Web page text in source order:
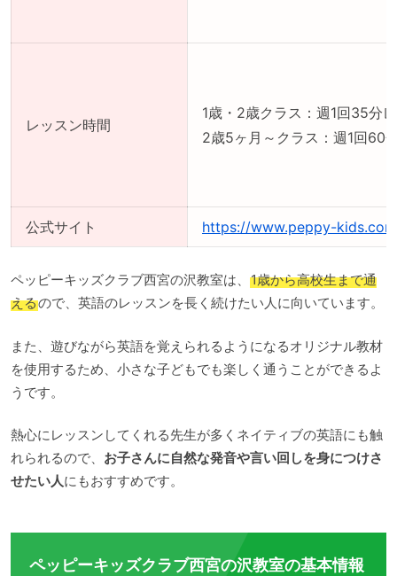
レッスン時間
1歳・2歳クラス：週1回35分
2歳5ヶ月～クラス：週1回60
公式サイト https://www.peppy-
ペッピーキッズクラブ西宮の沢教室は、 1歳から高校生まで通
えるので、英語のレッスンを長く続けたい人に向いています。
また、遊びながら英語を覚えられるようになるオリジナル教材
を使用するため、小さな子どもでも楽しく通うことができるよ
うです。
熱心にレッスンしてくれる先生が多くネイティブの英語にも触
れられるので、 お子さんに自然な発音や言い回しを身につけさ
せたい人にもおすすめです。
ペッピーキッズクラブ西宮の沢教室の基本情報